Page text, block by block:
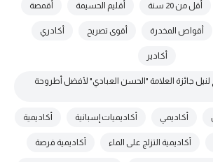
أقل من 20 سنة أقليم الحسيمة أقمصة
أقواص المخدرة أقوى تصريح أكادري
أكادير
لنيل جائزة العلامة "الحسن العبادي" لأفضل أطروحة
أكاديمي أكاديميات إسبانية أكاديمية
أكاديمية التزلج على الماء أكاديمية فرصة